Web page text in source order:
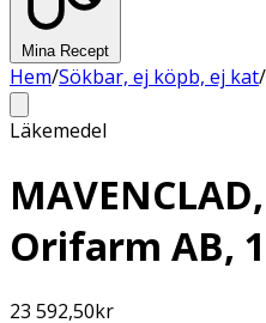
Mina Recept
Hem/Sökbar, ej köpb, ej kat/
Läkemedel
Orifarm AB,
23 592,50kr